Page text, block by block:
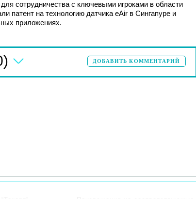
сотрудничества с ключевыми игроками в области
патент на технологию датчика eAir в Сингапуре и
приложениях.
ДОБАВИТЬ КОММЕНТАРИЙ